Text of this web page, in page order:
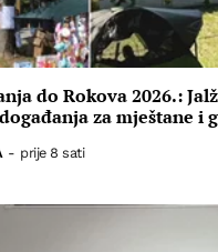
do Rokova 2026.:
za mještane i
- prije 8 sati